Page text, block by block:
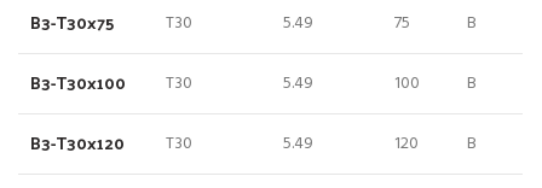
B3-T30x75 T30 5.49 75 B
B3-T30x100 T30 5.49 100 B
B3-T30x120 T30 5.49 120 B